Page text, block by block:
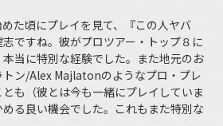
めた頃にプレイを見て、『この人ヤバ
ですね。彼がプロツアー・トップ８に
当に特別な経験でした。また地元のお
トン/Alex Majlatonのようなプロ・プレ
も（彼とは今も一緒にプレイしていま
る良い機会でした。これもまた特別な